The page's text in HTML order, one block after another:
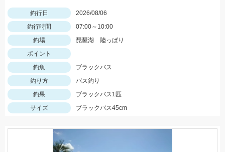
釣行日
2026/08/06
釣行時間
07:00～10:00
釣場
琵琶湖 陸っぱり
ポイント
釣魚
ブラックバス
釣り方
バス釣り
釣果
ブラックバス1匹
サイズ
ブラックバス45cm